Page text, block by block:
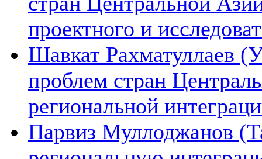
проектного и
Шавкат Рахматуллаев
проблем стран
региональной
Парвиз Муллоджанов